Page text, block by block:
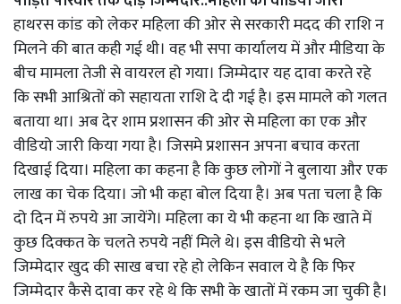
हाथरस कांड को लेकर महिला की ओर से सरकारी मदद की राशि न
मिलने की बात कही गई थी। वह भी सपा कार्यालय में और मीडिया के
बीच मामला तेजी से वायरल हो गया। जिम्मेदार यह दावा करते रहे
कि सभी आश्रितों को सहायता राशि दे दी गई है। इस मामले को गलत
बताया था। अब देर शाम प्रशासन की ओर से महिला का एक और
वीडियो जारी किया गया है। जिसमे प्रशासन अपना बचाव करता
दिखाई दिया। महिला का कहना है कि कुछ लोगों ने बुलाया और एक
लाख का चेक दिया। जो भी कहा बोल दिया है। अब पता चला है कि
दो दिन में रुपये आ जायेंगे। महिला का ये भी कहना था कि खाते में
कुछ दिक्कत के चलते रुपये नहीं मिले थे। इस वीडियो से भले
जिम्मेदार खुद की साख बचा रहे हो लेकिन सवाल ये है कि फिर
जिम्मेदार कैसे दावा कर रहे थे कि सभी के खातों में रकम जा चुकी है।